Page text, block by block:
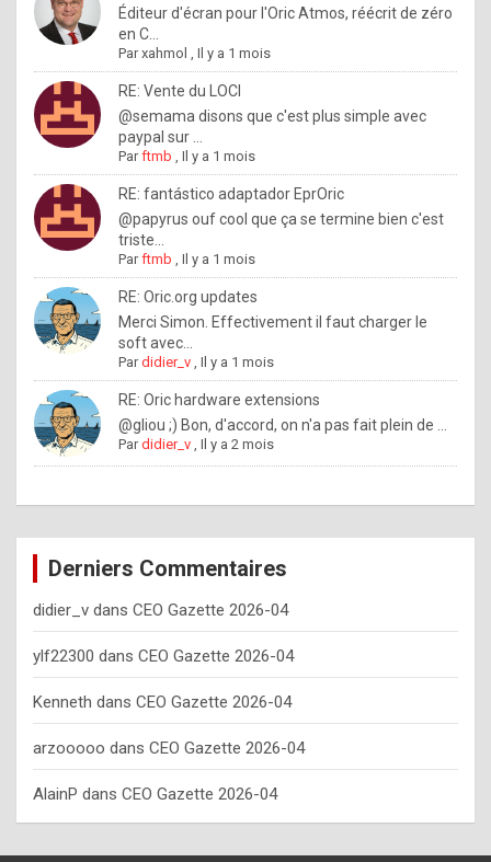
u
w
a
n
t
o
n
o
w
h
o
w
o
e
y
o
u
s
h
o
Éditeur d'écran pour l'Oric Atmos, réécrit de zéro
en C...
Parxahmol ,Il y a 1 mois
RE: Vente du LOCI
@semama disons que c'est plus simple avec
paypal sur ...
Parftmb ,Il y a 1 mois
RE: fantástico adaptador EprOric
@papyrus ouf cool que ça se termine bien c'est
triste...
Parftmb ,Il y a 1 mois
RE: Oric.org updates
Merci Simon. Effectivement il faut charger le
soft avec...
Pardidier_v ,Il y a 1 mois
RE: Oric hardware extensions
@gliou ;) Bon, d'accord, on n'a pas fait plein de ...
Pardidier_v ,Il y a 2 mois
Derniers Commentaires
didier_v dans CEO Gazette 2026-04
ylf22300 dans CEO Gazette 2026-04
Kenneth dans CEO Gazette 2026-04
arzooooo dans CEO Gazette 2026-04
AlainP dans CEO Gazette 2026-04